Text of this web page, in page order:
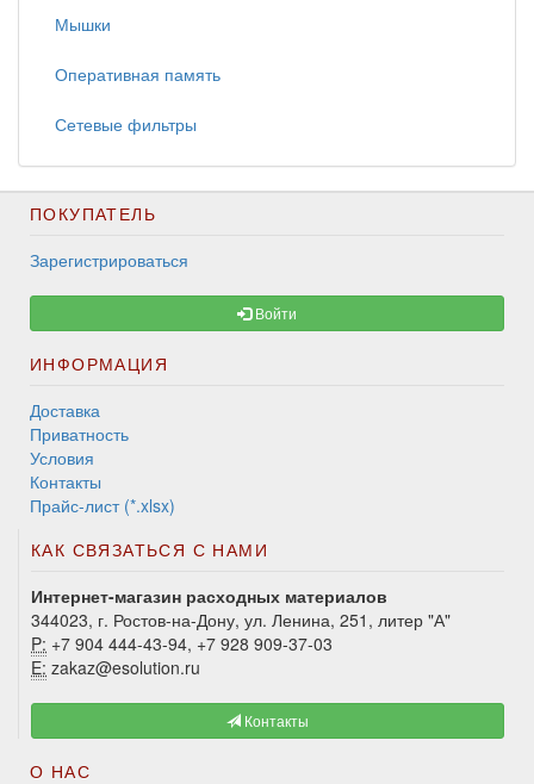
Мышки
Оперативная память
Сетевые фильтры
ПОКУПАТЕЛЬ
Зарегистрироваться
Войти
ИНФОРМАЦИЯ
Доставка
Приватность
Условия
Контакты
Прайс-лист (*.xlsx)
КАК СВЯЗАТЬСЯ С НАМИ
Интернет-магазин расходных материалов
344023, г. Ростов-на-Дону, ул. Ленина, 251, литер "А"
P: +7 904 444-43-94, +7 928 909-37-03
E: zakaz@esolution.ru
Контакты
О НАС